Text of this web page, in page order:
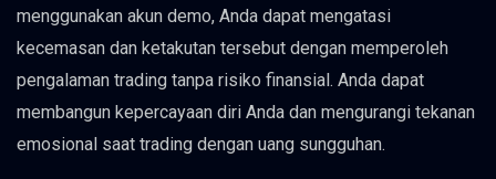
menggunakan akun demo, Anda dapat mengatasi
kecemasan dan ketakutan tersebut dengan memperoleh
pengalaman trading tanpa risiko finansial. Anda dapat
membangun kepercayaan diri Anda dan mengurangi tekanan
emosional saat trading dengan uang sungguhan.